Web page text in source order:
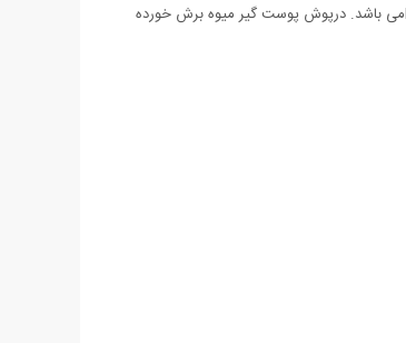
بفشارید و با چرخش به سمت چپ و راست تا آخرین قطره آب میوه را خارج نمایید. گرفتن آب مرکبات بدون دخالت مستقیم دست از مهمترین عملکرد Majic Juicerمی باشد. درپوش پوست گیر میوه برش خورده